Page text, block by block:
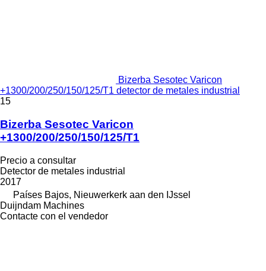
Bizerba Sesotec Varicon
+1300/200/250/150/125/T1 detector de metales industrial
15
Bizerba Sesotec Varicon
+1300/200/250/150/125/T1
Precio a consultar
Detector de metales industrial
2017
Países Bajos, Nieuwerkerk aan den IJssel
Duijndam Machines
Contacte con el vendedor